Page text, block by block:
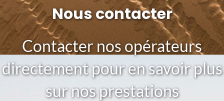
Nous contacter
Contacter nos opérateurs
directement pour en savoir plus
sur nos prestations